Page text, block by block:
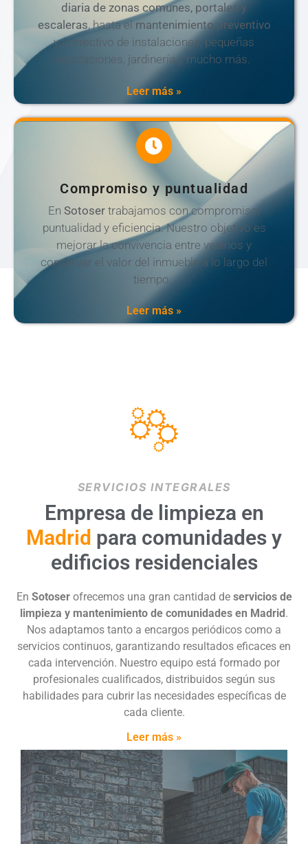
diaria de zonas comunes, portales y
escaleras, hasta el mantenimiento preventivo
y correctivo de instalaciones, pequeñas
reparaciones, jardinería y mucho más.
Leer más »
Compromiso y puntualidad
En Sotoser trabajamos con compromiso,
puntualidad y eficiencia. Nuestro objetivo es
mejorar la convivencia entre vecinos y
conservar el valor del inmueble a lo largo del
tiempo.
Leer más »
SERVICIOS INTEGRALES
Empresa de limpieza en
Madrid para comunidades y
edificios residenciales
En Sotoserofrecemos una gran cantidad de servicios de
limpieza y mantenimiento de comunidades en Madrid .
Nos adaptamos tanto a encargos periódicos como a
servicios continuos, garantizando resultados eficaces en
cada intervención. Nuestro equipo está formado por
profesionales cualificados, distribuidos según sus
habilidades para cubrir las necesidades específicas de
cada cliente.
Leer más »
Mantener tu comunidad limpia no solo mejora la